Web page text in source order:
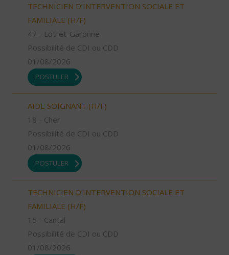
TECHNICIEN D’INTERVENTION SOCIALE ET
FAMILIALE (H/F)
47 - Lot-et-Garonne
Possibilité de CDI ou CDD
01/08/2026
POSTULER
AIDE SOIGNANT (H/F)
18 - Cher
Possibilité de CDI ou CDD
01/08/2026
POSTULER
TECHNICIEN D’INTERVENTION SOCIALE ET
FAMILIALE (H/F)
15 - Cantal
Possibilité de CDI ou CDD
01/08/2026